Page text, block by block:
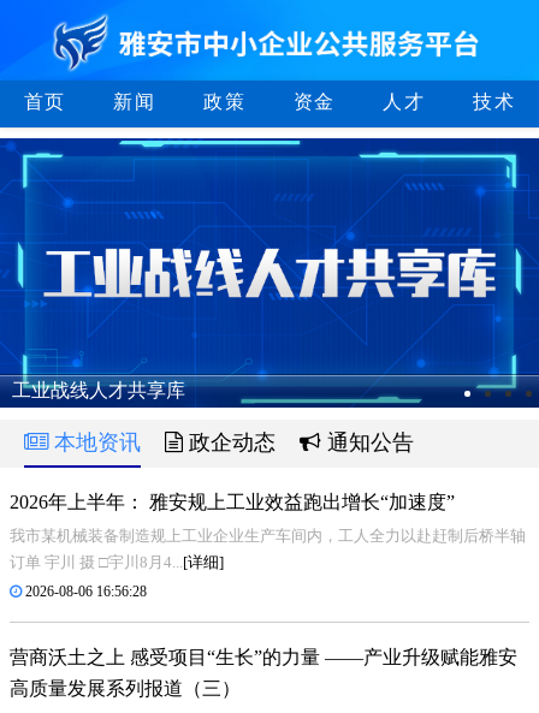
首页 新闻 政策 资金 人才 技术
工业战线人才共享库
本地资讯 政企动态 通知公告
2026年上半年： 雅安规上工业效益跑出增长“加速度”
我市某机械装备制造规上工业企业生产车间内，工人全力以赴赶制后桥半轴
订单 宇川 摄 □宇川8月4... [详细]
2026-08-06 16:56:28
营商沃土之上 感受项目“生长”的力量 ——产业升级赋能雅安
高质量发展系列报道（三）